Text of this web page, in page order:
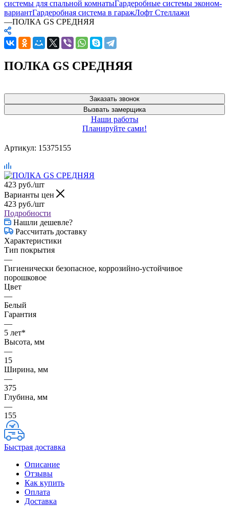
системы для спальной комнатыГардеробные системы эконом-
вариантГардеробная система в гаражЛофт Стеллажи
—ПОЛКА GS СРЕДНЯЯ
ПОЛКА GS СРЕДНЯЯ
Заказать звонок
Вызвать замерщика
Наши работы
Планируйте сами!
Артикул: 15375155
423 руб./шт
Варианты цен
423 руб./шт
Подробности
Нашли дешевле?
Рассчитать доставку
Характеристики
Тип покрытия
—
Гигиенически безопасное, коррозийно-устойчивое
порошковое
Цвет
—
Белый
Гарантия
—
5 лет*
Высота, мм
—
15
Ширина, мм
—
375
Глубина, мм
—
155
Быстрая доставка
Описание
Отзывы
Как купить
Оплата
Доставка